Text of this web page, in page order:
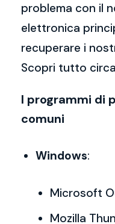
problema con il
elettronica
recuperare i
Scopri tutto
I programmi di
comuni
Windows:
Microsoft
Mozilla